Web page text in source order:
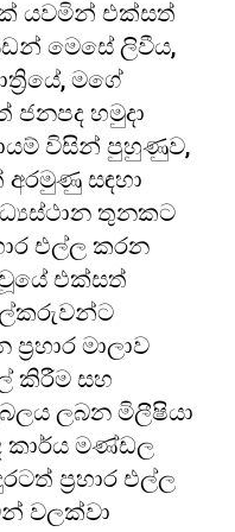
යවමින් එක්සත්
මෙසේ ලිවීය,
මගේ
හමුදා
විසින් පුහුණුව,
අරමුණු සඳහා
තුනකට
එල්ල කරන
වූයේ එක්සත්
මාලාව
කිරීම සහ
ලබන මිලීෂියා
කාර්ය මණ්ඩල
ප්‍රහාර එල්ල
වලක්වා